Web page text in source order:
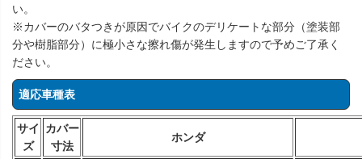
い。
※カバーのバタつきが原因でバイクのデリケートな部分（塗装部
分や樹脂部分）に極小さな擦れ傷が発生しますので予めご了承く
ださい。
適応車種表
サイ
ズ
カバー
寸法
ホンダ